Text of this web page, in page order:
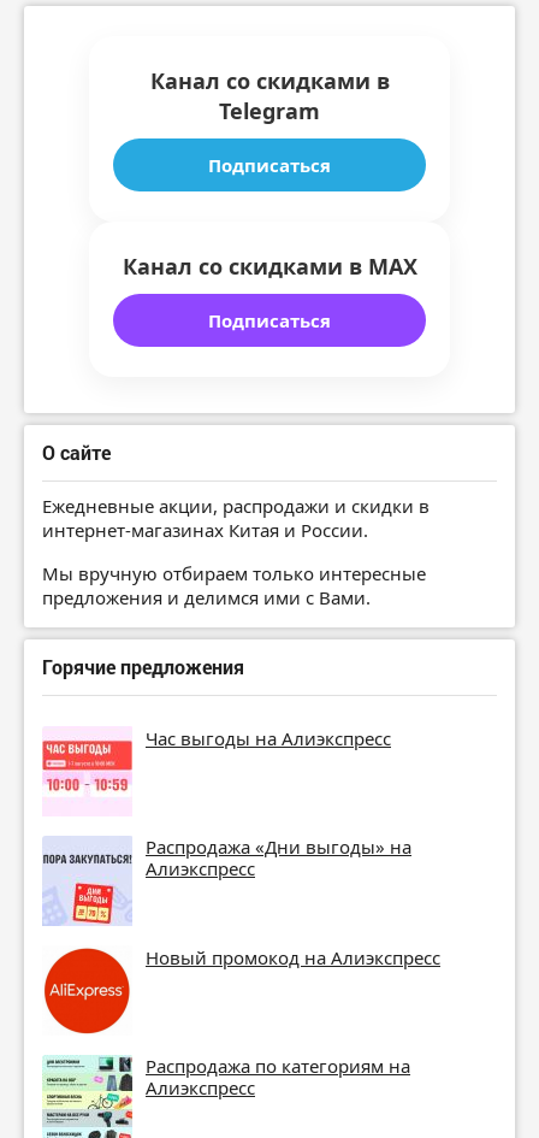
Канал со скидками в
Telegram
Подписаться
Канал со скидками в MAX
Подписаться
О сайте
Ежедневные акции, распродажи и скидки в
интернет-магазинах Китая и России.
Мы вручную отбираем только интересные
предложения и делимся ими с Вами.
Горячие предложения
Час выгоды на Алиэкспресс
Распродажа «Дни выгоды» на
Алиэкспресс
Новый промокод на Алиэкспресс
Распродажа по категориям на
Алиэкспресс